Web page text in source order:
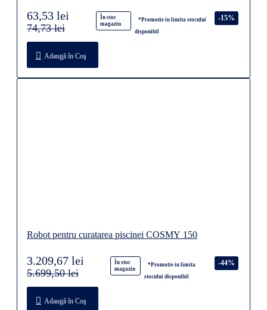
În stoc
magazin
*Promotie in limita stocului
disponibil
-15%
63,53 lei
74,73 lei
Adaugă în Coş
Robot pentru curatarea piscinei COSMY 150
În stoc
magazin
*Promotie in limita
stocului disponibil
-44%
3.209,67 lei
5.699,50 lei
Adaugă în Coş